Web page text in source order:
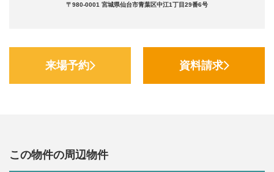
〒980-0001 宮城県仙台市青葉区中江1丁目29番6号
来場予約 資料請求
この物件の周辺物件